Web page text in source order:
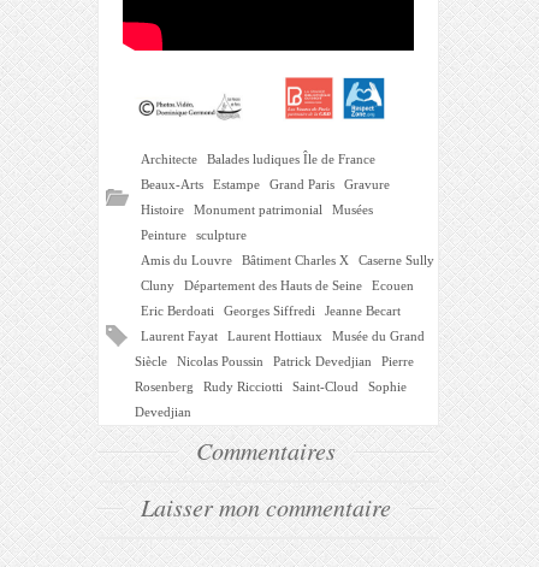
Architecte
Balades ludiques Île de France
Beaux-Arts
Estampe Grand Paris
Gravure
Histoire
Monument patrimonial
Musées
Peinture
sculpture
Amis du Louvre
Bâtiment Charles X
Caserne Sully
Cluny
Département des Hauts de Seine
Ecouen
Eric Berdoati
Georges Siffredi
Jeanne Becart
Laurent Fayat
Laurent Hottiaux
Musée du Grand
Siècle
Nicolas Poussin Patrick Devedjian
Pierre
Rosenberg
Rudy Ricciotti Saint-Cloud
Sophie
Devedjian
Commentaires
Laisser mon commentaire